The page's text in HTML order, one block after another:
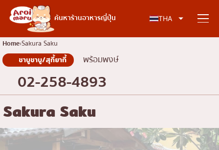
ค้นหาร้านอาหารญี่ปุ่น THA
อาหารญี่ปุ่น
ค้นหาร้านอาหาร
ค้นหาตามประเภทอาหาร
ซูชิ
ค้นหาตามพื้นที่
HomeSakura Saku
ชาบูชาบู/สุกี้ยากี้ พร้อมพงษ์
02-258-4893
Sakura Saku